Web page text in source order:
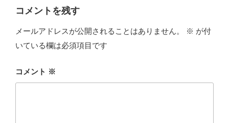
コメントを残す
メールアドレスが公開されることはありません。 ※ が付
いている欄は必須項目です
コメント ※